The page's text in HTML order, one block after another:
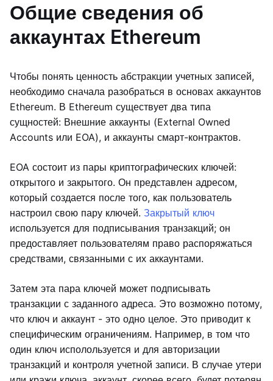
Общие сведения об
аккаунтах Ethereum
Чтобы понять ценность абстракции учетных записей,
необходимо сначала разобраться в основах аккаунтов
Ethereum. В Ethereum существует два типа
сущностей: Внешние аккаунты (External Owned
Accounts или EOA), и аккаунты смарт-контрактов.
EOA состоит из пары криптографических ключей:
открытого и закрытого. Он представлен адресом,
который создается после того, как пользователь
настроил свою пару ключей. Закрытый ключ
используется для подписывания транзакций; он
предоставляет пользователям право распоряжаться
средствами, связанными с их аккаунтами.
Затем эта пара ключей может подписывать
транзакции с заданного адреса. Это возможно потому,
что ключ и аккаунт - это одно целое. Это приводит к
специфическим ограничениям. Например, в том что
один ключ исполользуется и для авторизации
транзакций и контроля учетной записи. В случае утери